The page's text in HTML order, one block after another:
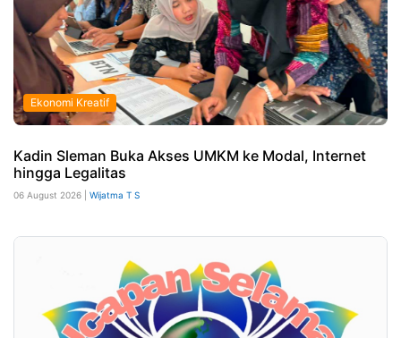
Ekonomi Kreatif
Kadin Sleman Buka Akses UMKM ke Modal, Internet
hingga Legalitas
06 August 2026 | Wijatma T S